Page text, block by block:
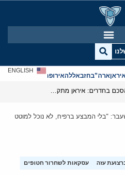
ארה”בחזבאללהאירופהאנטישמיות
ENGLISH
"בלי המבצע ברפיח, לא נוכל למוטט
עזה
עסקאות לשחרור חטופים